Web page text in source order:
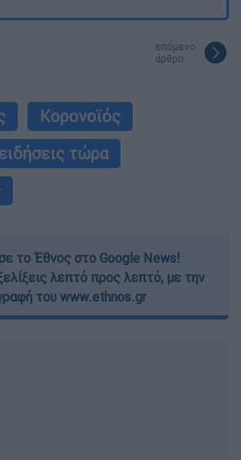
επόμενο
άρθρο
Κορονοϊός
ειδήσεις τώρα
το Έθνος στο Google News!
λεπτό προς λεπτό, με την
του www.ethnos.gr